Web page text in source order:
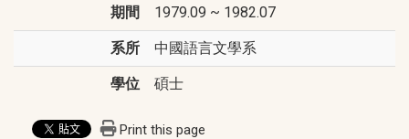
期間 1979.09 ~ 1982.07
系所 中國語言文學系
學位 碩士
Print this page